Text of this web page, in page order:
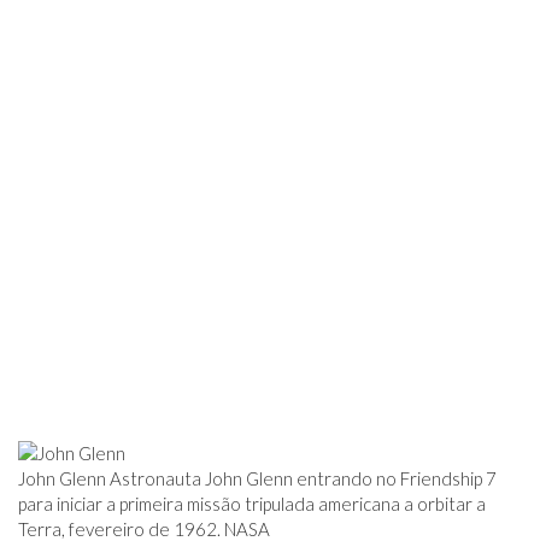
John Glenn Astronauta John Glenn entrando no Friendship 7
para iniciar a primeira missão tripulada americana a orbitar a
Terra, fevereiro de 1962. NASA